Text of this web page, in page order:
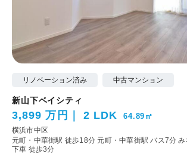
リノベーション済み 中古マンション
新山下ベイシティ
3,899 万円 2 LDK 64.89㎡
横浜市中区
元町・中華街駅 徒歩18分元町・中華街駅 バス7分
下車 徒歩3分